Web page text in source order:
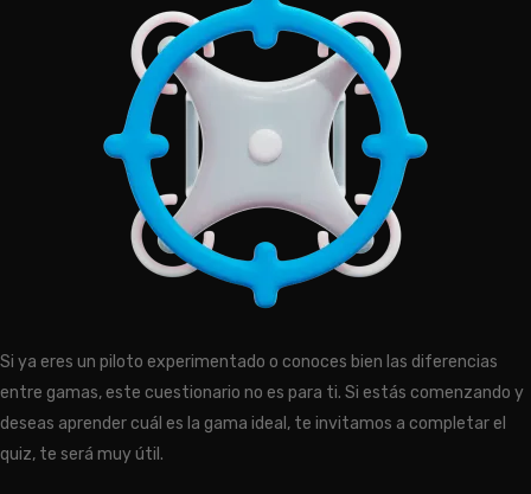
Si ya eres un piloto experimentado o conoces bien las diferencias
entre gamas, este cuestionario no es para ti. Si estás comenzando y
deseas aprender cuál es la gama ideal, te invitamos a completar el
quiz, te será muy útil.